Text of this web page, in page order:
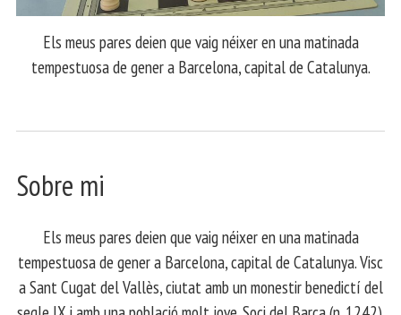
Els meus pares deien que vaig néixer en una matinada
tempestuosa de gener a Barcelona, capital de Catalunya.
Sobre mi
Els meus pares deien que vaig néixer en una matinada
tempestuosa de gener a Barcelona, capital de Catalunya. Visc
a Sant Cugat del Vallès, ciutat amb un monestir benedictí del